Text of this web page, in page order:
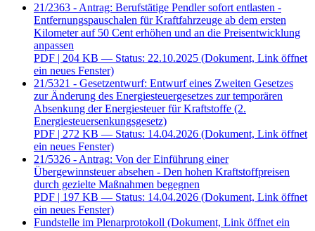
21/2363 - Antrag: Berufstätige Pendler sofort entlasten -
Entfernungspauschalen für Kraftfahrzeuge ab dem ersten
Kilometer auf 50 Cent erhöhen und an die Preisentwicklung
anpassen
PDF | 204 KB — Status: 22.10.2025 (Dokument, Link öffnet
ein neues Fenster)
21/5321 - Gesetzentwurf: Entwurf eines Zweiten Gesetzes
zur Änderung des Energiesteuergesetzes zur temporären
Absenkung der Energiesteuer für Kraftstoffe (2.
Energiesteuersenkungsgesetz)
PDF | 272 KB — Status: 14.04.2026 (Dokument, Link öffnet
ein neues Fenster)
21/5326 - Antrag: Von der Einführung einer
Übergewinnsteuer absehen - Den hohen Kraftstoffpreisen
durch gezielte Maßnahmen begegnen
PDF | 197 KB — Status: 14.04.2026 (Dokument, Link öffnet
ein neues Fenster)
Fundstelle im Plenarprotokoll (Dokument, Link öffnet ein